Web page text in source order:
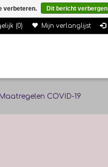
(0) Mijn verlanglijst
Maatregelen COVID-19
verbeteren. Dit bericht verbergen